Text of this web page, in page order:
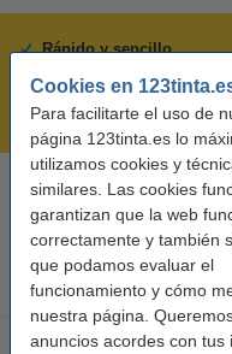
Cookies en
Para facilitarte el uso de
página 123tinta.es lo
utilizamos cookies y
similares. Las cookies
garantizan que la web
correctamente y también
que podamos evaluar el
funcionamiento y cómo
nuestra página.
anuncios acordes con tus
Rápido y sencillo
¡Recibe en 24 horas!
Mejor Precio Garantizado
Llámanos
En días
Cartuchos de tinta
Toner